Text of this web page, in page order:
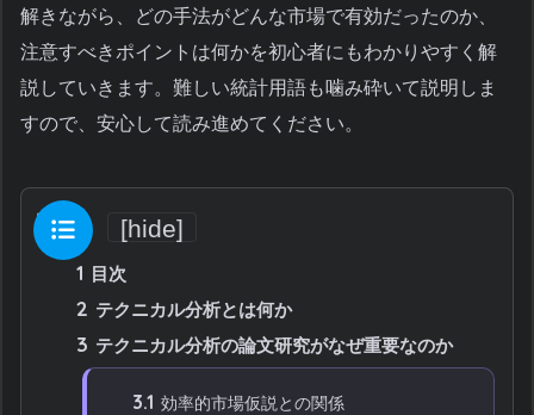
解きながら、どの手法がどんな市場で有効だったのか、
注意すべきポイントは何かを初心者にもわかりやすく解
説していきます。難しい統計用語も噛み砕いて説明しま
すので、安心して読み進めてください。
目次 [hide]
1 目次
2 テクニカル分析とは何か
3 テクニカル分析の論文研究がなぜ重要なのか
3.1 効率的市場仮説との関係